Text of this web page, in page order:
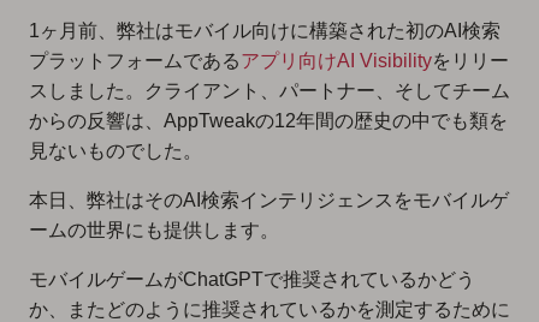
1ヶ月前、弊社はモバイル向けに構築された初のAI検索
プラットフォームであるアプリ向けAI Visibilityをリリー
スしました。クライアント、パートナー、そしてチーム
からの反響は、AppTweakの12年間の歴史の中でも類を
見ないものでした。
本日、弊社はそのAI検索インテリジェンスをモバイルゲ
ームの世界にも提供します。
モバイルゲームがChatGPTで推奨されているかどう
か、またどのように推奨されているかを測定するために